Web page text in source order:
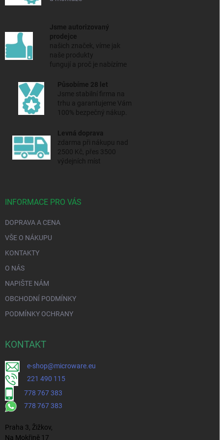
Jsme autorizovaný
prodejce
našich značek, víme jak
naše produkty
fungují a proč je nabízíme
Působíme 28 let
Jsme stabilní firma na
trhu a garantujeme Vám
100% bezpečný nákup.
Levná doprava
zdarma při nákupu nad
2500 Kč, přes 3500
výdejních míst
INFORMACE PRO VÁS
DOPRAVA A CENA
VŠE O NÁKUPU
KONTAKTY
O NÁS
NAPIŠTE NÁM
OBCHODNÍ PODMÍNKY
PODMÍNKY OCHRANY
KONTAKT
e-shop@microware.eu
221 490 115
778 767 383
778 767 383
Praha 3, Žižkov,
Na Mokřině 17